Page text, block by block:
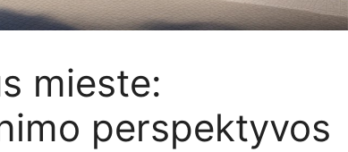
mieste:
perspektyvos